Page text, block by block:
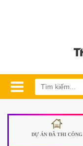
DỰ ÁN ĐÃ THI CÔNG